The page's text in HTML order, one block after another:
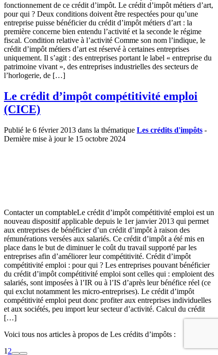
fonctionnement de ce crédit d’impôt. Le crédit d’impôt métiers d’art,
pour qui ? Deux conditions doivent être respectées pour qu’une
entreprise puisse bénéficier du crédit d’impôt métiers d’art : la
première concerne bien entendu l’activité et la seconde le régime
fiscal. Condition relative à l’activité Comme son nom l’indique, le
crédit d’impôt métiers d’art est réservé à certaines entreprises
uniquement. Il s’agit : des entreprises portant le label « entreprise du
patrimoine vivant », des entreprises industrielles des secteurs de
l’horlogerie, de […]
Le crédit d’impôt compétitivité emploi
(CICE)
Publié le 6 février 2013 dans la thématique Les crédits d'impôts -
Dernière mise à jour le 15 octobre 2024
Contacter un comptableLe crédit d’impôt compétitivité emploi est un
nouveau dispositif applicable depuis le 1er janvier 2013 qui permet
aux entreprises de bénéficier d’un crédit d’impôt à raison des
rémunérations versées aux salariés. Ce crédit d’impôt a été mis en
place dans le but de diminuer le coût du travail supporté par les
entreprises afin d’améliorer leur compétitivité. Crédit d’impôt
compétitivité emploi : pour qui ? Les entreprises pouvant bénéficier
du crédit d’impôt compétitivité emploi sont celles qui : emploient des
salariés, sont imposées à l’IR ou à l’IS d’après leur bénéfice réel (ce
qui exclut notamment les micro-entreprises). Le crédit d’impôt
compétitivité emploi peut donc profiter aux entreprises individuelles
et aux sociétés, peu import leur secteur d’activité. Calcul du crédit
[…]
Voici tous nos articles à propos de Les crédits d’impôts :
1 2